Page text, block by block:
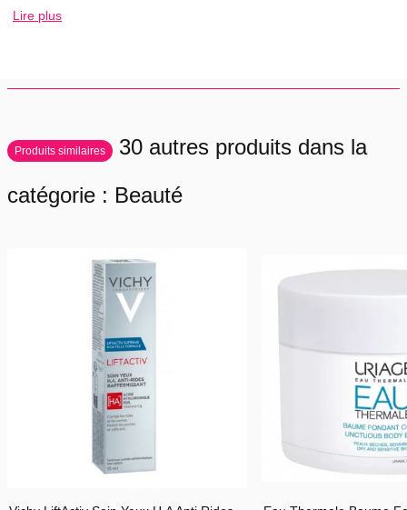
l'apparition de nouvelles rougeurs générées par les agressions
extérieures.
Test d'usage sur 60 personnes. Questionnaire d'auto-évaluation.
Conseils
Eau Thermale d’Uriage Cerasterol-2F Extrait de Ginseng Sulfate
Hypoallergénique Non comédogène
Produits complémentaires
ROSÉLIANE Soins de Teint Teinte Sable naturel ou Doré Peaux
sujettes aux rougeurs
ROSÉLIANE Fluide Dermo-Nettoyant Soin nettoyant Peaux sujettes
Tube de 40 ml.
Lire plus
Produits similaires
30 autres produits dans la
catégorie : Beauté